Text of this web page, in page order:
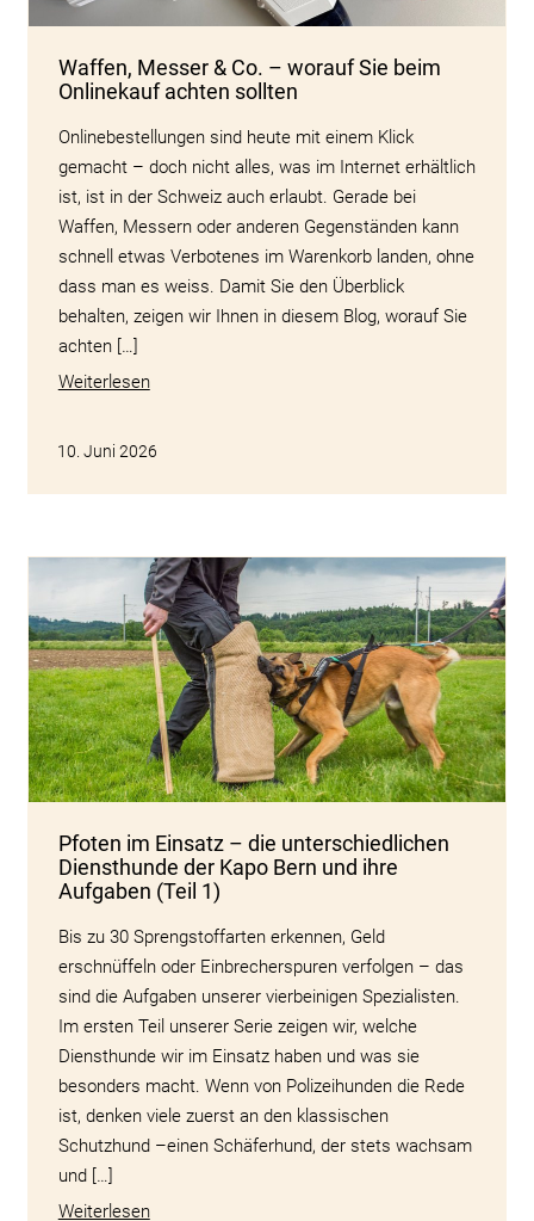
Waffen, Messer & Co. – worauf Sie beim
Onlinekauf achten sollten
Onlinebestellungen sind heute mit einem Klick
gemacht – doch nicht alles, was im Internet erhältlich
ist, ist in der Schweiz auch erlaubt. Gerade bei
Waffen, Messern oder anderen Gegenständen kann
schnell etwas Verbotenes im Warenkorb landen, ohne
dass man es weiss. Damit Sie den Überblick
behalten, zeigen wir Ihnen in diesem Blog, worauf Sie
achten […]
Weiterlesen
10. Juni 2026
Pfoten im Einsatz – die unterschiedlichen
Diensthunde der Kapo Bern und ihre
Aufgaben (Teil 1)
Bis zu 30 Sprengstoffarten erkennen, Geld
erschnüffeln oder Einbrecherspuren verfolgen – das
sind die Aufgaben unserer vierbeinigen Spezialisten.
Im ersten Teil unserer Serie zeigen wir, welche
Diensthunde wir im Einsatz haben und was sie
besonders macht. Wenn von Polizeihunden die Rede
ist, denken viele zuerst an den klassischen
Schutzhund –einen Schäferhund, der stets wachsam
und […]
Weiterlesen